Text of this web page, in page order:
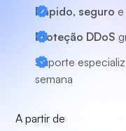
Rápido, seguro e
Proteção DDoS
Suporte
semana
A partir de